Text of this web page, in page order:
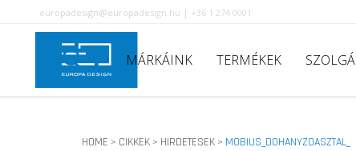
europadesign@europadesign.hu | +36 1 274 0001
MÁRKÁINK TERMÉKEK
HOME > CIKKEK > HIRDETESEK > MOBIUS_DOHANYZOASZTAL_